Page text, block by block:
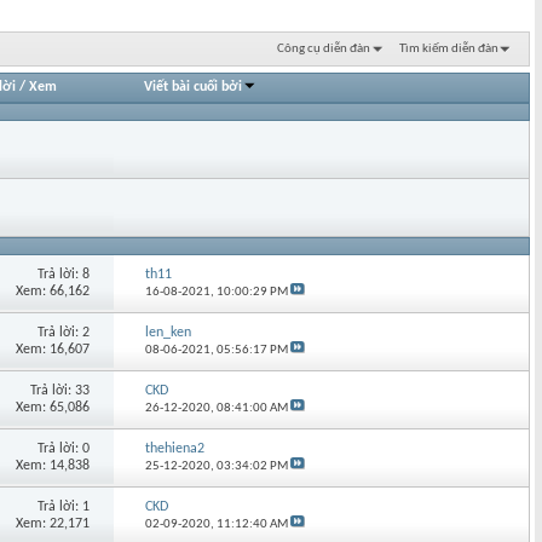
Công cụ diễn đàn Tìm kiếm diễn đàn
/ Xem Viết bài cuối bởi
Trả lời: 8
Xem: 66,162
th11
16-08-2021, 10:00:29 PM
Trả lời: 2
Xem: 16,607
len_ken
08-06-2021,05:56:17 PM
Trả lời: 33
Xem: 65,086
CKD
26-12-2020,08:41:00 AM
Trả lời: 0
Xem: 14,838
thehiena2
25-12-2020,03:34:02 PM
Trả lời: 1
Xem: 22,171
CKD
02-09-2020, 11:12:40 AM